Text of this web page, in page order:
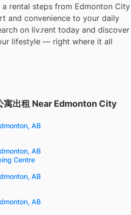
a rental steps from Edmonton City
and convenience to your daily
on liv.rent today and discover
lifestyle — right where it all
寓出租 Near Edmonton City
AB
AB
Centre
AB
AB